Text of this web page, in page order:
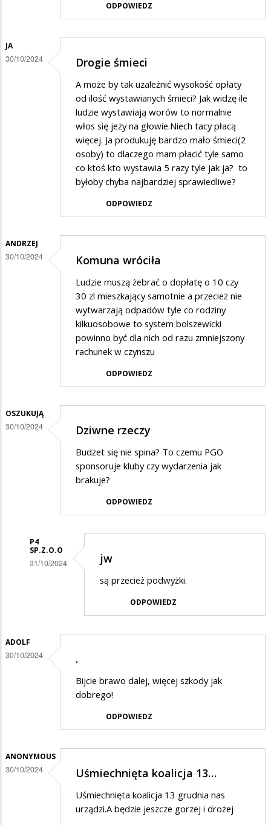
ODPOWIEDZ
JA
30/10/2024 Drogie śmieci
A może by tak uzależnić wysokość opłaty
od ilość wystawianych śmieci? Jak widzę ile
ludzie wystawiają worów to normalnie
włos się jeży na głowie.Niech tacy płacą
więcej. Ja produkuję bardzo mało śmieci(2
osoby) to dlaczego mam płacić tyle samo
co ktoś kto wystawia 5 razy tyle jak ja? to
byłoby chyba najbardziej sprawiedliwe?
ODPOWIEDZ
ANDRZEJ
30/10/2024 Komuna wróciła
Ludzie muszą żebrać o dopłatę o 10 czy
30 zl mieszkający samotnie a przecież nie
wytwarzają odpadów tyle co rodziny
kilkuosobowe to system bolszewicki
powinno być dla nich od razu zmniejszony
rachunek w czynszu
ODPOWIEDZ
OSZUKUJĄ
30/10/2024 Dziwne rzeczy
Budżet się nie spina? To czemu PGO
sponsoruje kluby czy wydarzenia jak
brakuje?
ODPOWIEDZ
P4
SP.Z.O.O
31/10/2024
odpowiedzi
jw
są przecież podwyżki.
ODPOWIEDZ
ADOLF
30/10/2024 .
Bijcie brawo dalej, więcej szkody jak
dobrego!
ODPOWIEDZ
ANONYMOUS
30/10/2024 Uśmiechnięta koalicja 13…
Uśmiechnięta koalicja 13 grudnia nas
urządzi.A będzie jeszcze gorzej i drożej